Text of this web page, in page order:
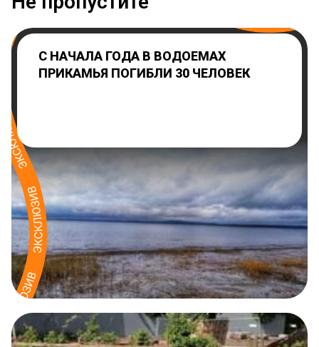
С НАЧАЛА ГОДА В ВОДОЕМАХ
ПРИКАМЬЯ ПОГИБЛИ 30 ЧЕЛОВЕК